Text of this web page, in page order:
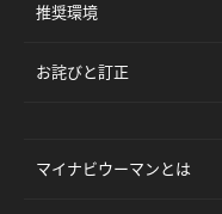
推奨環境
お詫びと訂正
マイナビウーマンとは